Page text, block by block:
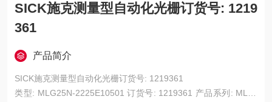
SICK施克测量型自动化光栅订货号: 1219
361
产品简介
SICK施克测量型自动化光栅订货号: 1219361
类型: MLG25N-2225E10501 订货号: 1219361 产品系列: MLG-